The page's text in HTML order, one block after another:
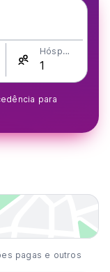
Hóspedes
para
pagas e outros